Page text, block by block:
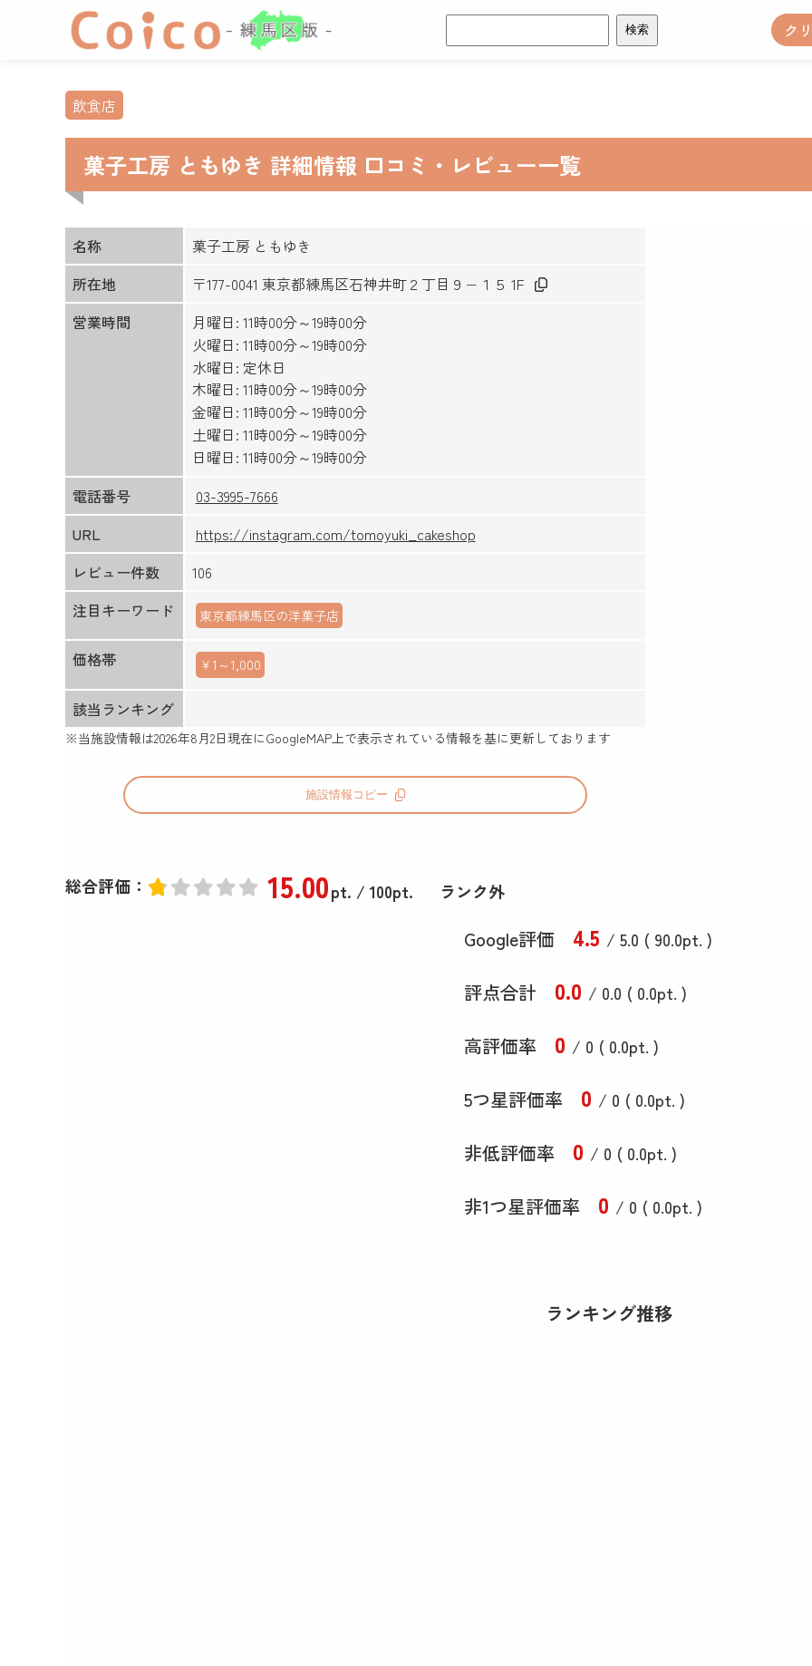
索:
ク
飲食店
菓子工房 ともゆき 詳細情報 口コミ・レビュー一覧
名称
菓子工房 ともゆき
所在地
〒177-0041 東京都練馬区石神井町２丁目９−１５ 1F
営業時間
月曜日: 11時00分～19時00分
火曜日: 11時00分～19時00分
水曜日: 定休日
木曜日: 11時00分～19時00分
金曜日: 11時00分～19時00分
土曜日: 11時00分～19時00分
日曜日: 11時00分～19時00分
電話番号
03-3995-7666
URL
https://instagram.com/tomoyuki_cakeshop
レビュー件数
106
注目キーワード
東京都練馬区の洋菓子店
価格帯 ￥1～1,000
該当ランキング
※当施設情報は2026年8月2日現在にGoogleMAP上で表示されている情報を基に更新しております
施設情報コピー
総合評価： 15.00pt. / 100pt. ランク外
Google評価 4.5 / 5.0 ( 90.0pt. )
評点合計 0.0 / 0.0 ( 0.0pt. )
高評価率 0 / 0 ( 0.0pt. )
5つ星評価率 0 / 0 ( 0.0pt. )
非低評価率 0 / 0 ( 0.0pt. )
非1つ星評価率 0 / 0 ( 0.0pt. )
ランキング推移